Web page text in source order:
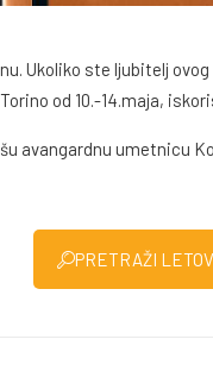
Ukoliko ste ljubitelj
od 10.-14.maja,
avangardnu umetnicu
PRETRAŽI